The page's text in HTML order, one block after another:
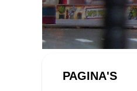
PAGINA'S